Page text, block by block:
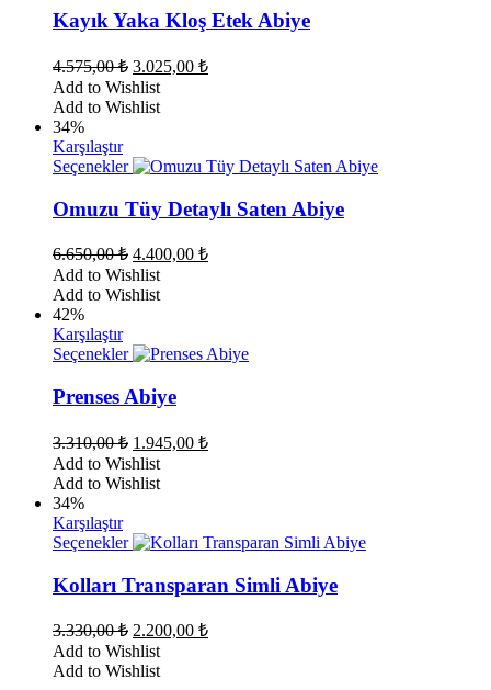
birden
varyasyonu
var.
Seçenekler
ürün
seçilebilir
Kayık Yaka Kloş Etek Abiye
4.575,00₺ Orijinal
fiyat:
4.575,00 ₺.
3.025,00 ₺Şu
Add to Wishlist
Add to Wishlist
34%
Karşılaştır
Seçenekler Bu
birden
fazla
varyasyonu
var.
Seçenekler
ürün
seçilebilir
Omuzu Tüy Detaylı Saten Abiye
6.650,00₺ Orijinal
fiyat:
6.650,00 ₺.
4.400,00 ₺Şu
Add to Wishlist
Add to Wishlist
42%
Karşılaştır
Seçenekler Bu
birden
fazla
varyasyonu
var.
Seçenekler
ürün
seçilebilir
Prenses Abiye
3.310,00₺ Orijinal
fiyat:
3.310,00 ₺.
1.945,00 ₺Şu
Add to Wishlist
Add to Wishlist
34%
Karşılaştır
Seçenekler Bu
birden
fazla
varyasyonu
var.
Seçenekler
ürün
Kolları Transparan Simli Abiye
3.330,00₺ Orijinal
fiyat:
3.330,00 ₺.
2.200,00 ₺Şu
Add to Wishlist
Add to Wishlist